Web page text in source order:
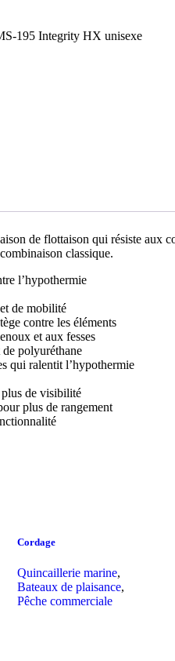
195 Integrity HX unisexe
de flottaison qui résiste aux
classique.
l’hypothermie
de mobilité
contre les éléments
et aux fesses
polyuréthane
qui ralentit l’hypothermie
de visibilité
plus de rangement
Cordage
Quincaillerie marine,
Bateaux de plaisance,
Pêche commerciale